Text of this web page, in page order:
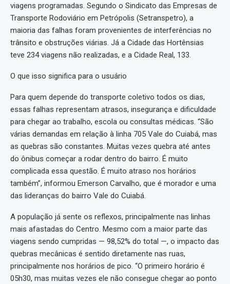
viagens programadas. Segundo o Sindicato das Empresas de
Transporte Rodoviário em Petrópolis (Setranspetro), a
maioria das falhas foram provenientes de interferências no
trânsito e obstruções viárias. Já a Cidade das Hortênsias
teve 234 viagens não realizadas, e a Cidade Real, 133.
O que isso significa para o usuário
Para quem depende do transporte coletivo todos os dias,
essas falhas representam atrasos, insegurança e dificuldade
para chegar ao trabalho, escola ou consultas médicas. “São
várias demandas em relação à linha 705 Vale do Cuiabá, mas
as quebras são constantes. Muitas vezes quebra até antes
do ônibus começar a rodar dentro do bairro. É muito
complicada essa questão. É muito atraso nos horários
também”, informou Emerson Carvalho, que é morador e uma
das lideranças do bairro Vale do Cuiabá.
A população já sente os reflexos, principalmente nas linhas
mais afastadas do Centro. Mesmo com a maior parte das
viagens sendo cumpridas — 98,52% do total —, o impacto das
quebras mecânicas é sentido diretamente nas ruas,
principalmente nos horários de pico. “O primeiro horário é
05h30, mas muitas vezes ele não consegue chegar ao ponto